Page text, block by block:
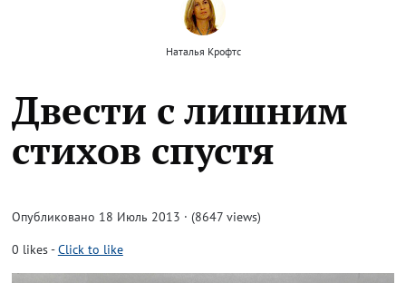
Наталья Крофтс
Двести с лишним
стихов спустя
Опубликовано 18 Июль 2013 · (8647 views)
0 likes-Click to like